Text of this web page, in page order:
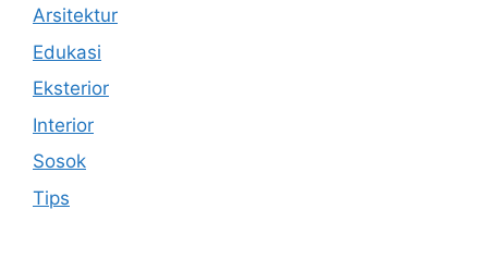
Arsitektur
Edukasi
Eksterior
Interior
Sosok
Tips